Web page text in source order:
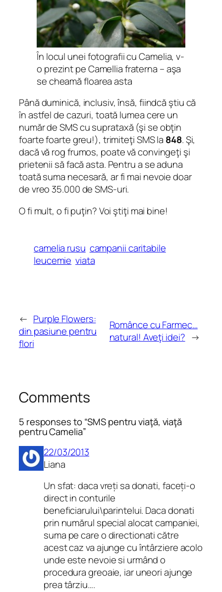
În locul unei fotografii cu Camelia, v-
o prezint pe Camellia fraterna – aşa
se cheamă floarea asta
Până duminică, inclusiv, însă, fiindcă ştiu că
în astfel de cazuri, toată lumea cere un
număr de SMS cu suprataxă (şi se obţin
foarte foarte greu!), trimiteţi SMS la 848. Şi,
dacă vă rog frumos, poate vă convingeţi şi
prietenii să facă asta. Pentru a se aduna
toată suma necesară, ar fi mai nevoiedoar
de vreo 35.000 de SMS-uri.
O fi mult, o fi puţin? Voi ştiţi mai bine!
camelia rusu campanii caritabile
leucemie viata
← Purple Flowers:
din pasiune pentru
flori
Românce cu Farmec…
natural! Aveţi idei? →
Comments
5 responses to “SMS pentru viaţă, viaţă
pentru Camelia”
22/03/2013
Liana
Un sfat: daca vreți sa donati, faceți-o
direct in conturile
beneficiarului\parintelui. Daca donati
prin numărul special alocat campaniei,
suma pe care o directionati către
acest caz va ajunge cu întârziere acolo
unde este nevoie si urmând o
procedura greoaie, iar uneori ajunge
prea târziu….